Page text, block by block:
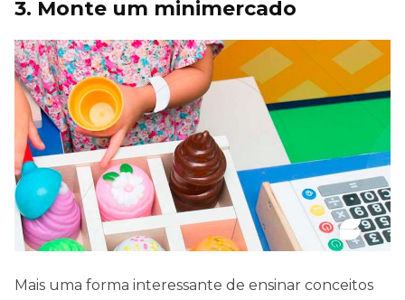
3. Monte um minimercado
Mais uma forma interessante de ensinar conceitos